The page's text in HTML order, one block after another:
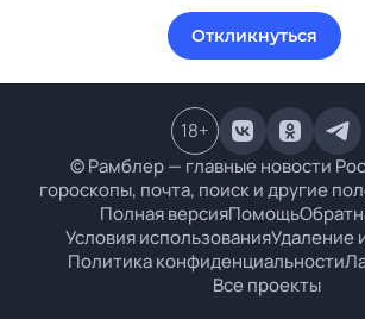
Откликнуться
© Рамблер — главные новости
гороскопы, почта, поиск и другие
Полная версияПомощь
Условия использованияУдаление
Политика конфиденциальности
Все проекты
18+